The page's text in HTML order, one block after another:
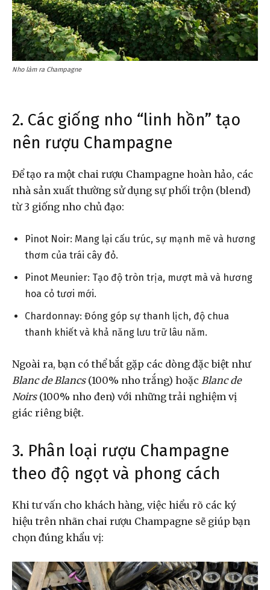
Nho làm ra Champagne
2. Các giống nho “linh hồn” tạo
nên rượu Champagne
Để tạo ra một chai rượu Champagne hoàn hảo, các
nhà sản xuất thường sử dụng sự phối trộn (blend)
từ 3 giống nho chủ đạo:
Pinot Noir: Mang lại cấu trúc, sự mạnh mẽ và hương
thơm của trái cây đỏ.
Pinot Meunier: Tạo độ tròn trịa, mượt mà và hương
hoa cỏ tươi mới.
Chardonnay: Đóng góp sự thanh lịch, độ chua
thanh khiết và khả năng lưu trữ lâu năm.
Ngoài ra, bạn có thể bắt gặp các dòng đặc biệt như
Blanc de Blancs(100% nho trắng) hoặc Blanc de
Noirs(100% nho đen) với những trải nghiệm vị
giác riêng biệt.
3. Phân loại rượu Champagne
theo độ ngọt và phong cách
Khi tư vấn cho khách hàng, việc hiểu rõ các ký
hiệu trên nhãn chai rượu Champagne sẽ giúp bạn
chọn đúng khẩu vị: